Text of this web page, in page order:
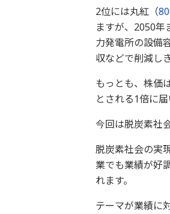
2位には丸紅（
ますが、2050
力発電所の設備
収などで削減し
もっとも、株価
とされる1倍に
今回は脱炭素社
脱炭素社会の実
業でも業績が好
れます。
テーマが業績に